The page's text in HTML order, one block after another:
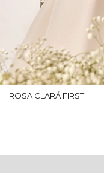
ROSA CLARÁ FIRST